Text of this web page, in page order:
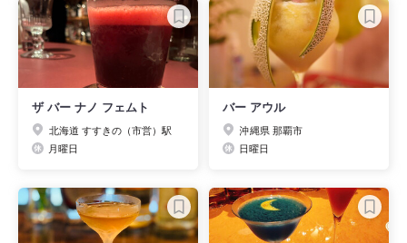
ザ バー ナノ フェムト
北海道 すすきの（市営）駅
月曜日
バー アウル
沖縄県 那覇市
日曜日